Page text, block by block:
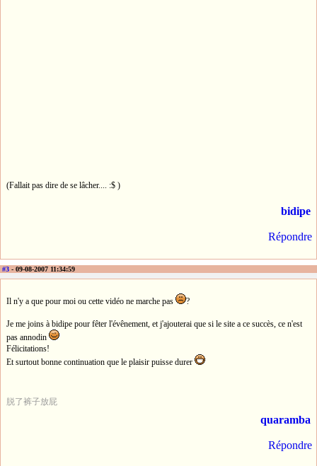
(Fallait pas dire de se lâcher.... :$ )
bidipe
Répondre
#3 - 09-08-2007 11:34:59
Il n'y a que pour moi ou cette vidéo ne marche pas ?
Je me joins à bidipe pour fêter l'évênement, et j'ajouterai que si le site a ce succès, ce n'est
pas annodin
Félicitations!
Et surtout bonne continuation que le plaisir puisse durer
脱了裤子放屁
quaramba
Répondre